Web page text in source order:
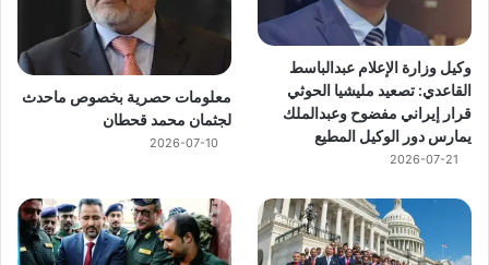
وكيل وزارة الإعلام عبدالباسط
القاعدي: تصعيد مليشيا الحوثي
قرار إيراني مفضوح وعبدالملك
يمارس دور الوكيل المطيع
2026-07-21
معلومات حصرية بخصوص ماحدث
لجثمان محمد قحطان
2026-07-10